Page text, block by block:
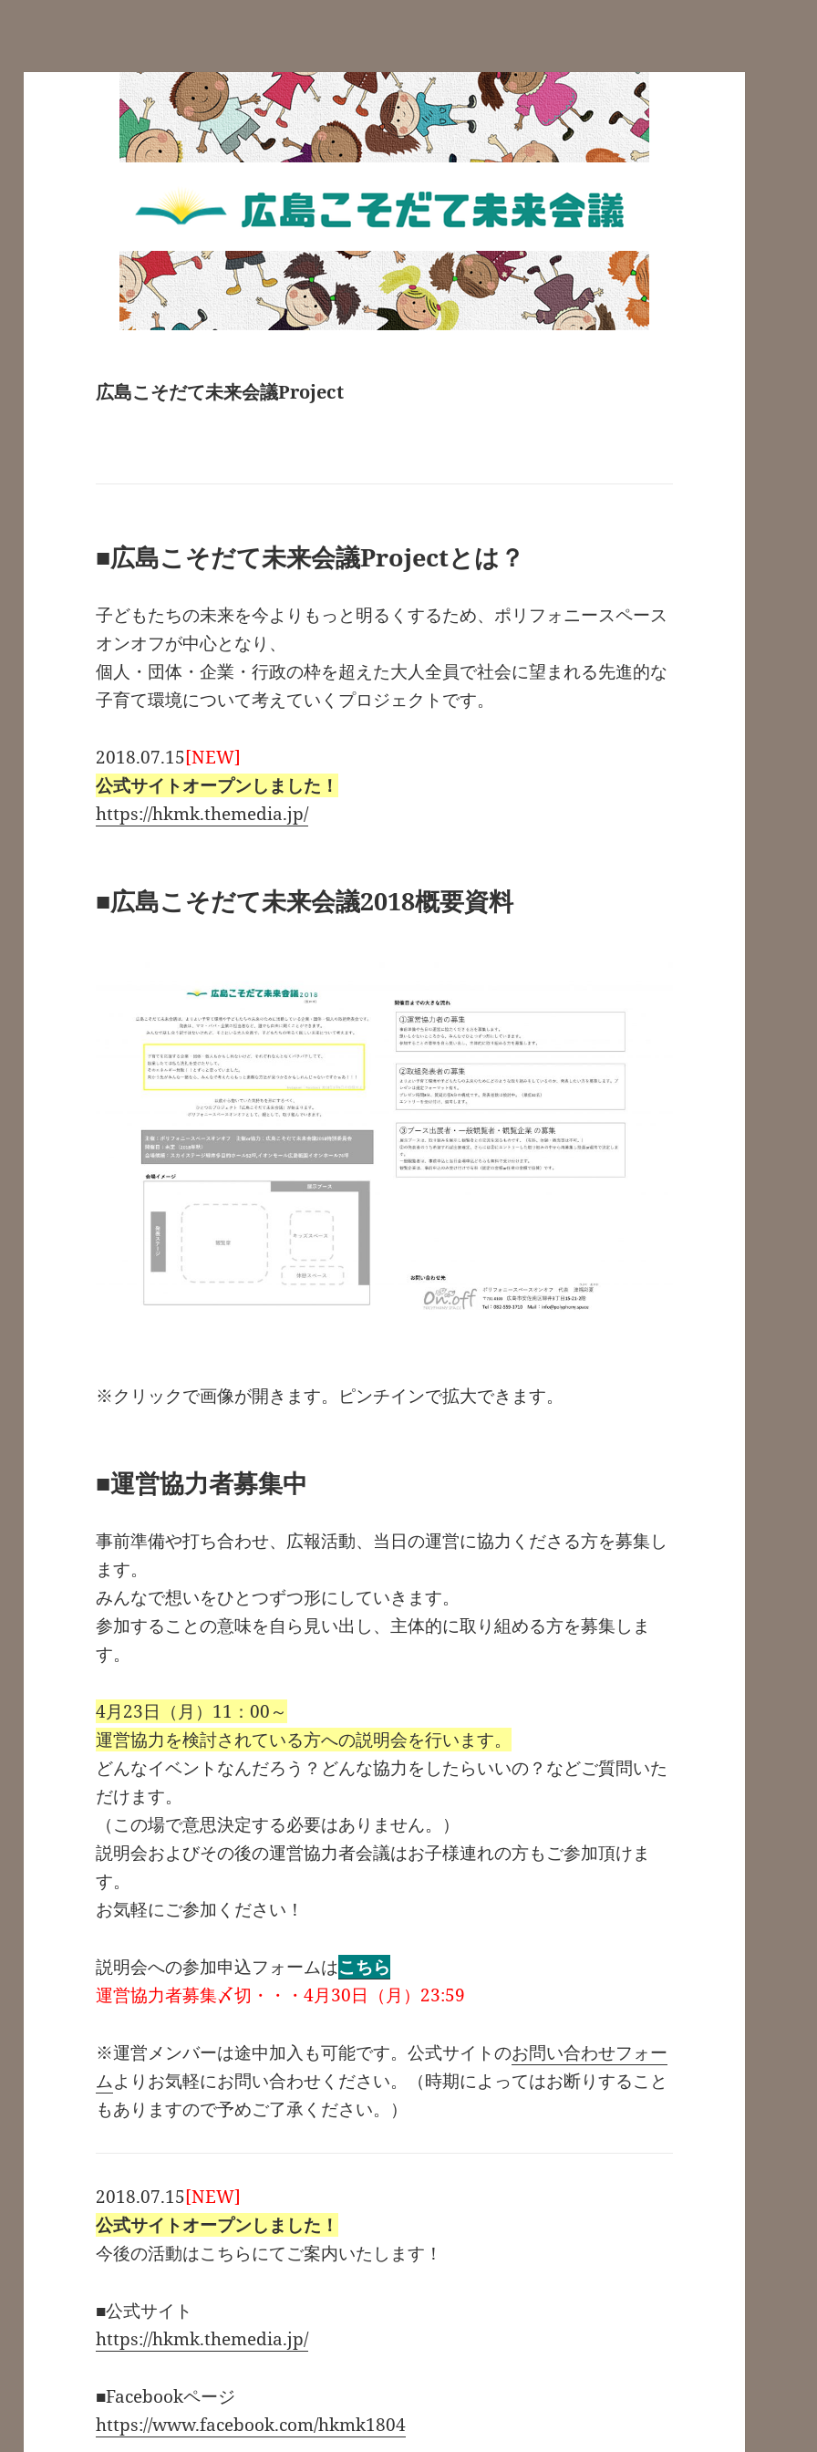
広島こそだて未来会議Project
■広島こそだて未来会議Projectとは？
子どもたちの未来を今よりもっと明るくするため、ポリフォニースペース
オンオフが中心となり、
個人・団体・企業・行政の枠を超えた大人全員で社会に望まれる先進的な
子育て環境について考えていくプロジェクトです。
2018.07.15[NEW]
公式サイトオープンしました！
https://hkmk.themedia.jp/
■広島こそだて未来会議2018概要資料
※クリックで画像が開きます。ピンチインで拡大できます。
■運営協力者募集中
事前準備や打ち合わせ、広報活動、当日の運営に協力くださる方を募集し
ます。
みんなで想いをひとつずつ形にしていきます。
参加することの意味を自ら見い出し、主体的に取り組める方を募集しま
す。
4月23日（月）11：00～
運営協力を検討されている方への説明会を行います。
どんなイベントなんだろう？どんな協力をしたらいいの？などご質問いた
だけます。
（この場で意思決定する必要はありません。）
説明会およびその後の運営協力者会議はお子様連れの方もご参加頂けま
す。
お気軽にご参加ください！
説明会への参加申込フォームはこちら
運営協力者募集〆切・・・4月30日（月）23:59
※運営メンバーは途中加入も可能です。公式サイトのお問い合わせフォー
ムよりお気軽にお問い合わせください。（時期によってはお断りすること
もありますので予めご了承ください。）
2018.07.15[NEW]
公式サイトオープンしました！
今後の活動はこちらにてご案内いたします！
■公式サイト
https://hkmk.themedia.jp/
■Facebookページ
https://www.facebook.com/hkmk1804